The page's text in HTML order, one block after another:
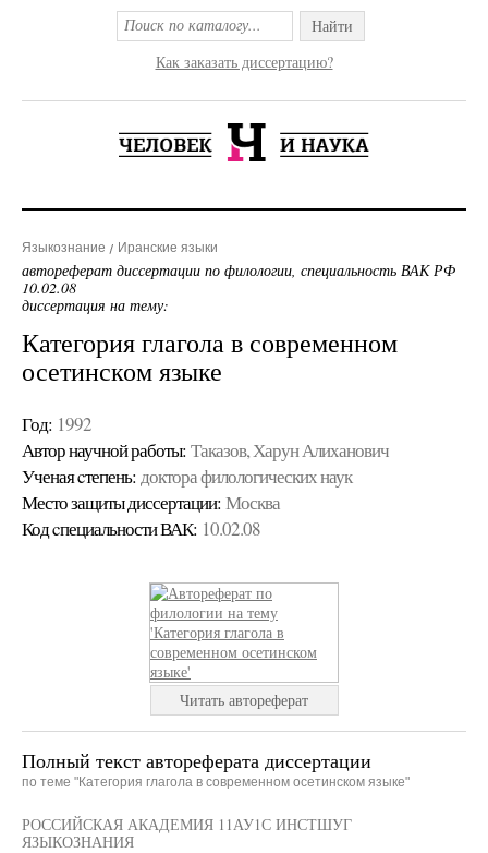
Найти
Как заказать диссертацию?
Языкознание Иранские языки
автореферат диссертации по филологии, специальность ВАК РФ
10.02.08
диссертация на тему:
Категория глагола в современном
осетинском языке
Год: 1992
Автор научной работы: Таказов, Харун Алиханович
Ученая cтепень: доктора филологических наук
Место защиты диссертации: Москва
Код cпециальности ВАК: 10.02.08
Читать автореферат
Полный текст автореферата диссертации
по теме "Категория глагола в современном осетинском языке"
РОССИЙСКАЯ АКАДЕМИЯ 11АУ1С ИНСТШУГ
ЯЗЫКОЗНАНИЯ